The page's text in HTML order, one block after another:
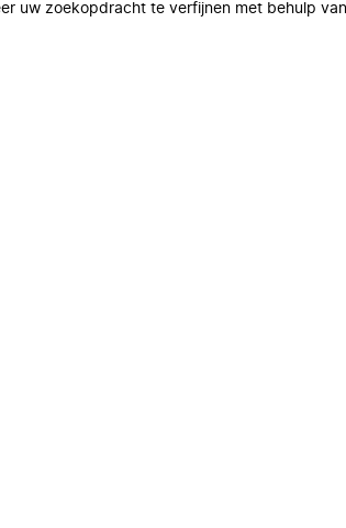
uw zoekopdracht te verfijnen met behulp